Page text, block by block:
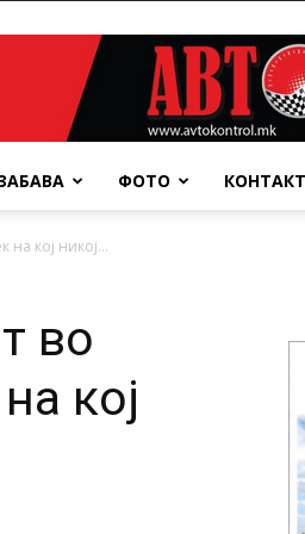
ФОТО КОНТАКТ
кој никој...
во
кој